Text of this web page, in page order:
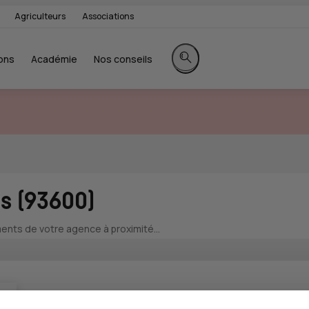
Agriculteurs Associations
Académie Nos conseils
Rechercher sur le site
(93600)
de votre agence à proximité...